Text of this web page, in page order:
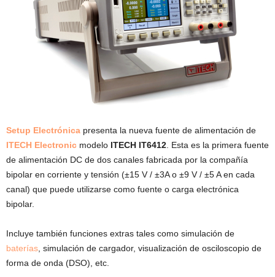
Setup Electrónica presenta la nueva fuente de alimentación de
ITECH Electronic modelo ITECH IT6412 . Esta es la primera fuente
de alimentación DC de dos canales fabricada por la compañía
bipolar en corriente y tensión (±15 V / ±3A o ±9 V / ±5 A en cada
canal) que puede utilizarse como fuente o carga electrónica
bipolar.
Incluye también funciones extras tales como simulación de
baterías , simulación de cargador, visualización de osciloscopio de
forma de onda (DSO), etc.